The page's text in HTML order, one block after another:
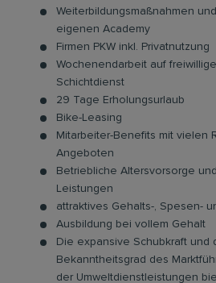
Weiterbildungsmaßnahmen
eigenen Academy
Firmen PKW inkl. Privatnutzung
Wochenendarbeit auf
Schichtdienst
29 Tage Erholungsurlaub
Bike-Leasing
Mitarbeiter-Benefits mit vielen
Angeboten
Betriebliche Altersvorsorge
Leistungen
attraktives Gehalts-, Spesen-
Ausbildung bei vollem Gehalt
Die expansive Schubkraft und
Bekanntheitsgrad des
der Umweltdienstleistungen